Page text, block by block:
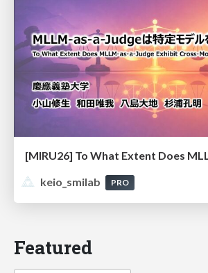
keio_smilab
PRO
Featured